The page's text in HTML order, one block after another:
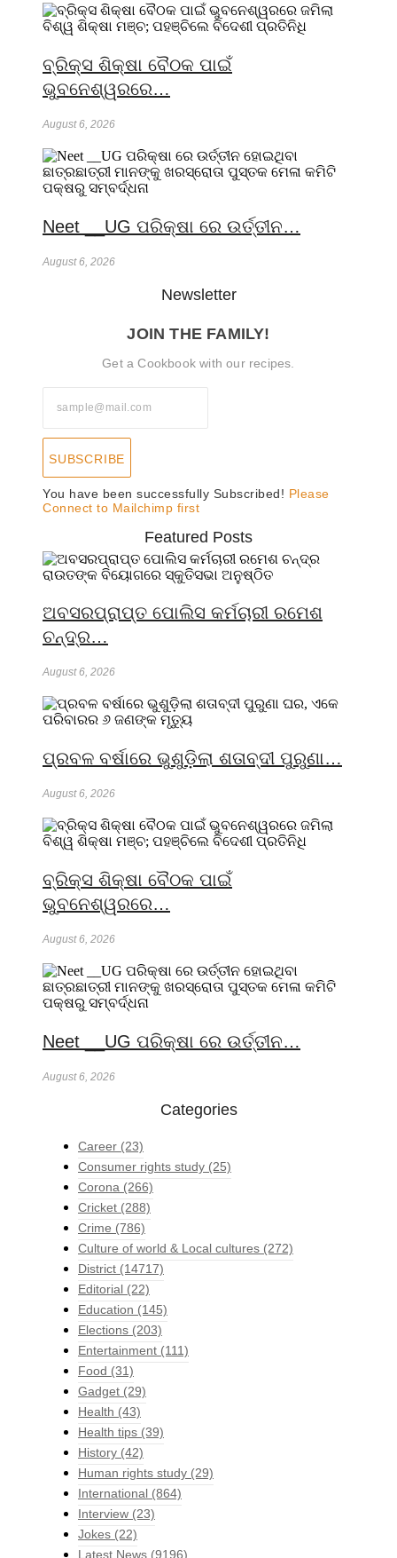
ବ୍ରିକ୍ସ ଶିକ୍ଷା ବୈଠକ ପାଇଁ
ଭୁବନେଶ୍ୱରରେ…
August 6, 2026
Neet __UG ପରିକ୍ଷା ରେ ଉର୍ତ୍ତୀନ…
August 6, 2026
Newsletter
JOIN THE FAMILY!
Get a Cookbook with our recipes.
SUBSCRIBE
You have been successfully Subscribed! Please
Connect to Mailchimp first
Featured Posts
ଅବସରପ୍ରାପ୍ତ ପୋଲିସ କର୍ମଚାରୀ ରମେଶ
ଚନ୍ଦ୍ର…
August 6, 2026
ପ୍ରବଳ ବର୍ଷାରେ ଭୁଶୁଡ଼ିଲା ଶତାବ୍ଦୀ ପୁରୁଣା…
August 6, 2026
ବ୍ରିକ୍ସ ଶିକ୍ଷା ବୈଠକ ପାଇଁ
ଭୁବନେଶ୍ୱରରେ…
August 6, 2026
Neet __UG ପରିକ୍ଷା ରେ ଉର୍ତ୍ତୀନ…
August 6, 2026
Categories
Career (23)
Consumer rights study (25)
Corona (266)
Cricket (288)
Crime (786)
Culture of world & Local cultures (272)
District (14717)
Editorial (22)
Education (145)
Elections (203)
Entertainment (111)
Food (31)
Gadget (29)
Health (43)
Health tips (39)
History (42)
Human rights study (29)
International (864)
Interview (23)
Jokes (22)
Latest News (9196)